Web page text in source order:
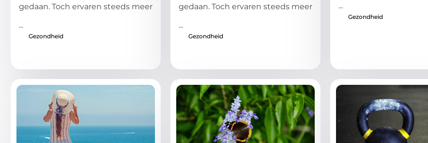
gedaan. Toch ervaren steeds meer
...
Gezondheid
gedaan. Toch ervaren steeds meer
...
Gezondheid
...
Gezondheid